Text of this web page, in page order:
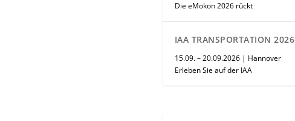
Die eMokon 2026 rückt
IAA TRANSPORTATION 2026
15.09. – 20.09.2026 | Hannover
Erleben Sie auf der IAA